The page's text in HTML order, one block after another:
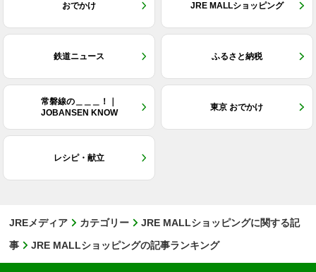
おでかけ JRE MALLショッピング
鉄道ニュース ふるさと納税
常磐線の＿＿＿！｜
JOBANSEN KNOW
東京 おでかけ
レシピ・献立
JREメディア カテゴリー
JRE MALLショッピングに関する記
事
JRE MALLショッピングの記事ランキング